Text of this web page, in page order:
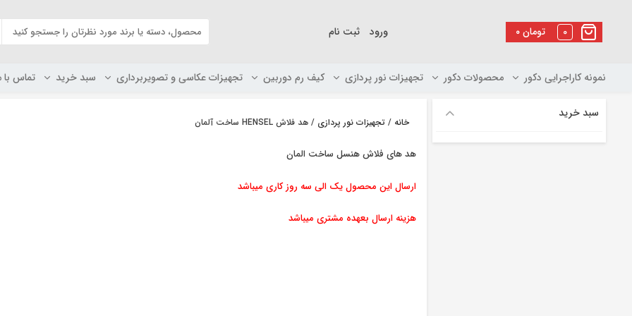
۰تومان 0 ورود ثبت نام
نمونه کاراجرایی دکور محصولات دکور تجهیزات نور پردازی کیف رم دوربین تجهیزات عکاسی و تصویربرداری سبد خرید تماس با
خانه / تجهیزات نور پردازی / هد فلاش HENSEL ساخت آلمان
هد های فلاش هنسل ساخت المان
ارسال این محصول یک الی سه روز کاری میباشد
هزینه ارسال بعهده مشتری میباشد
سبد خرید